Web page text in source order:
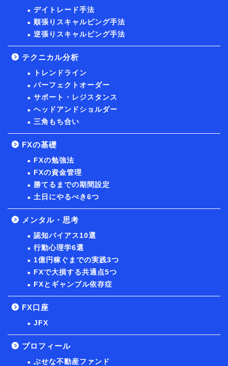
デイトレード手法
順張りスキャルピング手法
逆張りスキャルピング手法
テクニカル分析
トレンドライン
パーフェクトオーダー
サポート・レジスタンス
ヘッドアンドショルダー
三角もち合い
FXの基礎
FXの勉強法
FXの資金管理
勝てるまでの期間設定
土日にやるべき6つ
メンタル・思考
認知バイアス10選
行動心理学6選
1億円稼ぐまでの実践3つ
FXで大損する共通点5つ
FXとギャンブル依存症
FX口座
JFX
プロフィール
ぶせな不動産ファンド